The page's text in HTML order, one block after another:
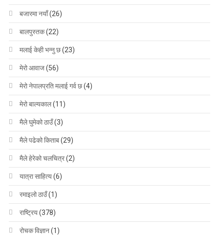
बजारमा नयाँ(26)
बालपुस्तक(22)
मलाई केही भन्नु छ(23)
मेरो आवाज(56)
मेरो नेपालप्रति मलाई गर्व छ(4)
मेरो बाल्यकाल(11)
मैले घुमेको ठाउँ(3)
मैले पढेको किताब(29)
मैले हेरेको चलचित्र(2)
यात्रा साहित्य(6)
रमाइलो ठाउँ(1)
राष्ट्रिय(378)
रोचक विज्ञान(1)